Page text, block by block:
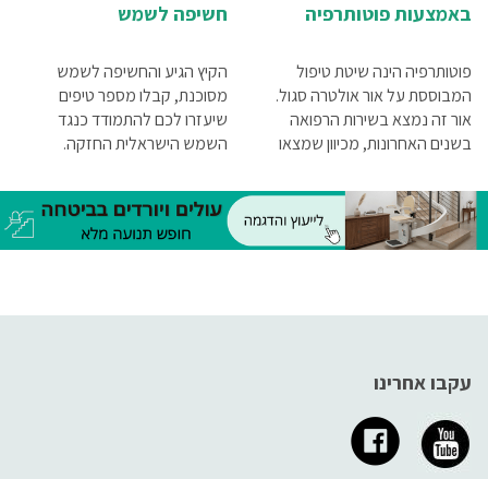
באמצעות פוטותרפיה
פוטותרפיה הינה שיטת טיפול
המבוססת על אור אולטרה סגול.
אור זה נמצא בשירות הרפואה
בשנים האחרונות, מכיוון שמצאו
מחלות, והפסוריאזיס ביניהן. טיפול
זה בעצם מחקה חשיפה של העור
לקרני ה-UVB שמצויות גם באור
חשיפה לשמש
הקיץ הגיע והחשיפה לשמש
מסוכנת, קבלו מספר טיפים
שיעזרו לכם להתמודד כנגד
השמש הישראלית החזקה.
עקבו אחרינו